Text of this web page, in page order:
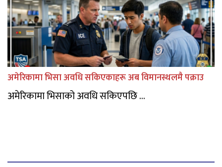
अमेरिकामा भिसा अवधि सकिएकाहरू अब विमानस्थलमै पक्राउ
अमेरिकामा भिसाको अवधि सकिएपछि ...